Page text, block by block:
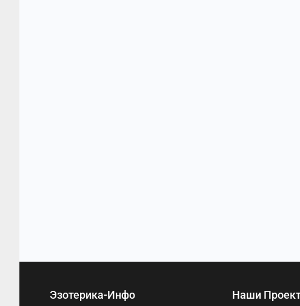
Эзотерика-Инфо Наши